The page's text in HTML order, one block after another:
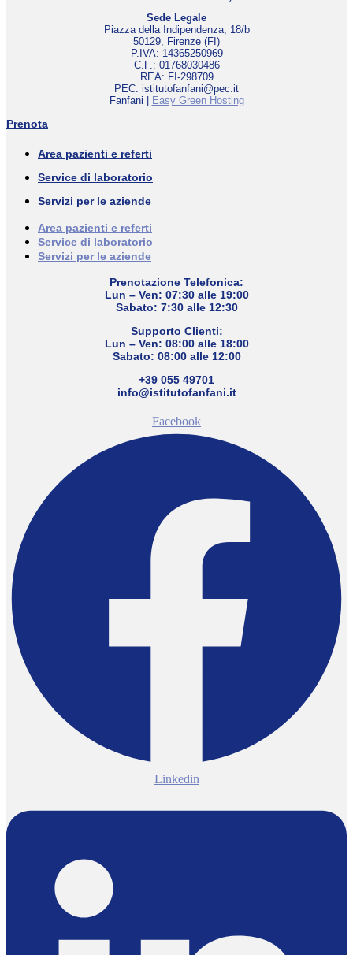
Sede Legale
Piazza della Indipendenza, 18/b
50129, Firenze (FI)
P.IVA: 14365250969
C.F.: 01768030486
REA: FI-298709
PEC: istitutofanfani@pec.it
Fanfani | Easy Green Hosting
Prenota
Area pazienti e referti
Service di laboratorio
Servizi per le aziende
Area pazienti e referti
Service di laboratorio
Servizi per le aziende
Prenotazione Telefonica:
Lun – Ven: 07:30 alle 19:00
Sabato: 7:30 alle 12:30
Supporto Clienti:
Lun – Ven: 08:00 alle 18:00
Sabato: 08:00 alle 12:00
+39 055 49701
info@istitutofanfani.it
Facebook
Linkedin